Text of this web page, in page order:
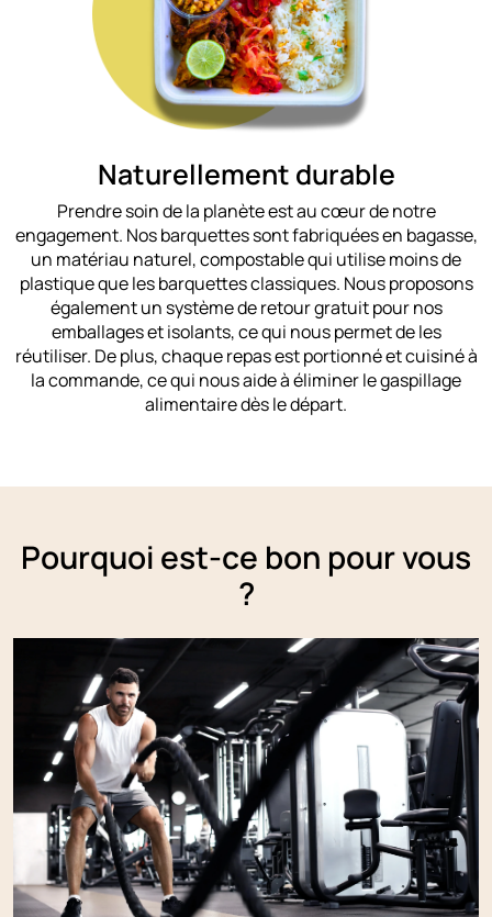
Naturellement durable
Prendre soin de la planète est au cœur de notre
engagement. Nos barquettes sont fabriquées en bagasse,
un matériau naturel, compostable qui utilise moins de
plastique que les barquettes classiques. Nous proposons
également un système de retour gratuit pour nos
emballages et isolants, ce qui nous permet de les
réutiliser. De plus, chaque repas est portionné et cuisiné à
la commande, ce qui nous aide à éliminer le gaspillage
alimentaire dès le départ.
Pourquoi est-ce bon pour vous
?